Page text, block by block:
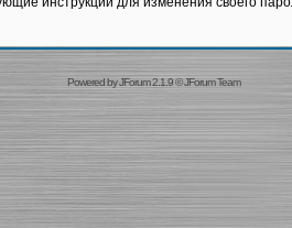
Powered byJForum 2.1.9©JForum Team